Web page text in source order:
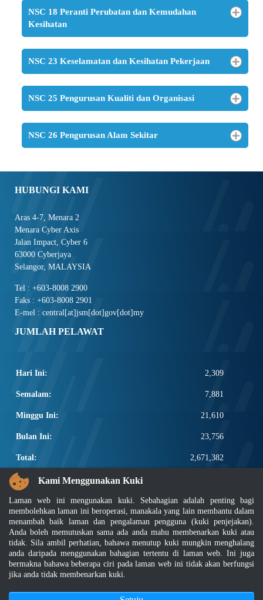
NSC 18 Peranti Perubatan dan Kemudahan
Kesihatan
NSC 23 Keselamatan dan Kesihatan Pekerjaan
NSC 25 Pengurusan Kualiti dan Organisasi
NSC 26 Pengurusan Alam Sekitar
HUBUNGI KAMI
Aras 4-7, Menara 2
Menara Cyber Axis
Jalan Impact, Cyber 6
63000 Cyberjaya
Selangor, MALAYSIA
Tel : +603-8008 2900
Faks : +603-8008 2901
E-mel : central[at]jsm[dot]gov[dot]my
JUMLAH PELAWAT
Hari Ini: 2,309
Semalam: 7,881
Minggu Ini: 21,610
Bulan Ini: 23,756
Total: 2,671,382
PAUTAN POPULAR
Elektroteknikal, ICT dan Pembinaan
Other Notification Search
Regular Notification Search
Notification Subscription
Pengurusan Perniagaan dan Keselamatan Pekerjaan
Kami Menggunakan Kuki
Laman web ini mengunakan kuki. Sebahagian adalah penting bagi
membolehkan laman ini beroperasi, manakala yang lain membantu dalam
menambah baik laman dan pengalaman pengguna (kuki penjejakan).
Anda boleh memutuskan sama ada anda mahu membenarkan kuki atau
tidak. Sila ambil perhatian, bahawa menutup kuki mungkin menghalang
anda daripada menggunakan bahagian tertentu di laman web. Ini juga
bermakna bahawa beberapa ciri pada laman web ini tidak akan berfungsi
jika anda tidak membenarkan kuki.